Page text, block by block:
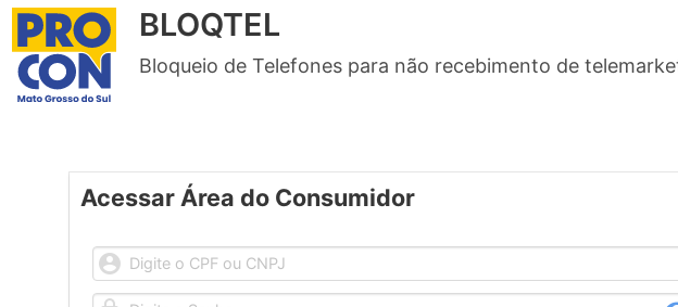
BLOQTEL
Bloqueio de Telefones para não recebimento de
Acessar Área do Consumidor